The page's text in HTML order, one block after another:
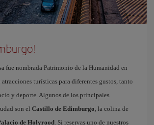
fue nombrada Patrimonio de la Humanidad en
turísticas para diferentes gustos, tanto
y deporte. Algunos de los principales
son el Castillo de Edimburgo, la colina de
de Holyrood. Si reservas uno de nuestros